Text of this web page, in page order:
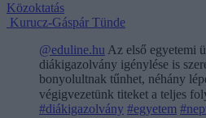
Közoktatás
Kurucz-Gáspár Tünde
@eduline.hu Az első egyetemi
diákigazolvány igénylése is
bonyolultnak tűnhet, néhány
végigvezetünk titeket a teljes
#diákigazolvány #egyetem